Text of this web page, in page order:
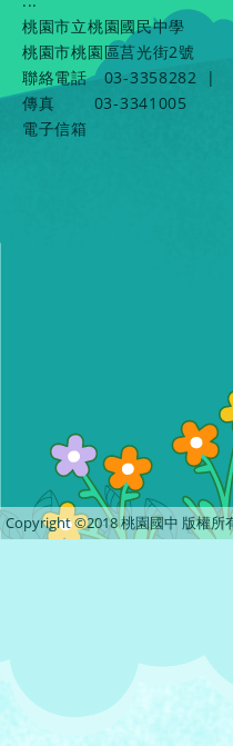
桃園市立桃園國民中學
桃園市桃園區莒光街2號
聯絡電話
03-3358282
|
傳真
03-3341005
電子信箱
Copyright ©2018 桃園國中 版權所